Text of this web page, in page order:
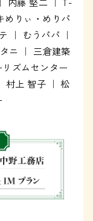
めりぃ・めりパ
｜ むうパパ ｜
ニ ｜ 三倉建築
ズムセンター
村上 智子 ｜ 松